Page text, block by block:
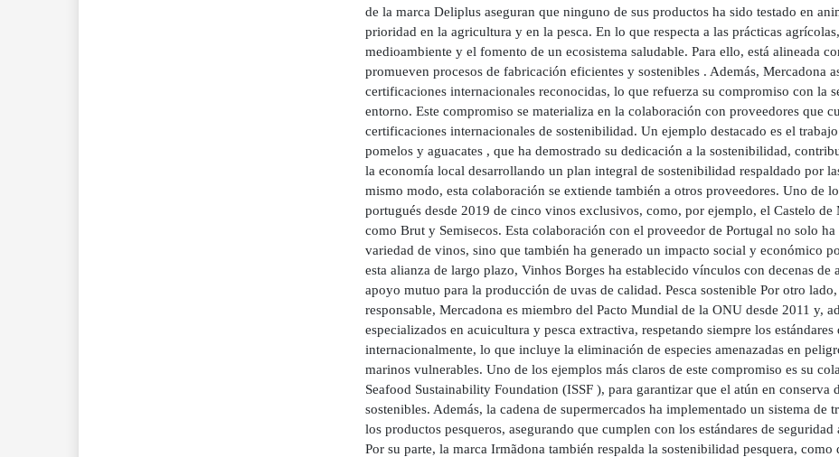
de la marca Deliplus aseguran que ninguno de sus productos ha sido testado en
prioridad en la agricultura y en la pesca. En lo que respecta a las prácticas
medioambiente y el fomento de un ecosistema saludable. Para ello, está alineada
promueven procesos de fabricación eficientes y sostenibles . Además, Mercadona
certificaciones internacionales reconocidas, lo que refuerza su compromiso con la
entorno. Este compromiso se materializa en la colaboración con proveedores que
certificaciones internacionales de sostenibilidad. Un ejemplo destacado es el
pomelos y aguacates , que ha demostrado su dedicación a la sostenibilidad,
la economía local desarrollando un plan integral de sostenibilidad respaldado por
mismo modo, esta colaboración se extiende también a otros proveedores. Uno de
portugués desde 2019 de cinco vinos exclusivos, como, por ejemplo, el Castelo
como Brut y Semisecos. Esta colaboración con el proveedor de Portugal no solo
variedad de vinos, sino que también ha generado un impacto social y económico
esta alianza de largo plazo, Vinhos Borges ha establecido vínculos con decenas
apoyo mutuo para la producción de uvas de calidad. Pesca sostenible Por otro
responsable, Mercadona es miembro del Pacto Mundial de la ONU desde 2011 y,
especializados en acuicultura y pesca extractiva, respetando siempre los
internacionalmente, lo que incluye la eliminación de especies amenazadas en
marinos vulnerables. Uno de los ejemplos más claros de este compromiso es su
Seafood Sustainability Foundation (ISSF ), para garantizar que el atún en conserva
sostenibles. Además, la cadena de supermercados ha implementado un sistema
los productos pesqueros, asegurando que cumplen con los estándares de
Por su parte, la marca Irmãdona también respalda la sostenibilidad pesquera, como